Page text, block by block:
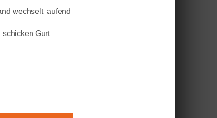
wechselt laufend
schicken Gurt